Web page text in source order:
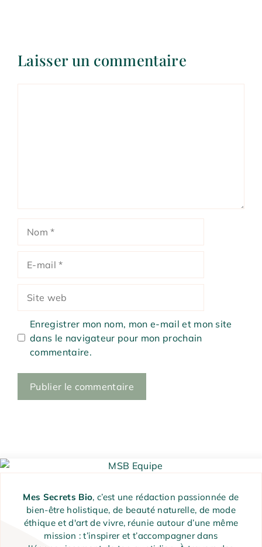
Laisser un commentaire
mail
web
Enregistrer mon nom, mon e-mail et mon site
dans le navigateur pour mon prochain
commentaire.
Mes Secrets Bio, c’est une rédaction passionnée de
bien-être holistique, de beauté naturelle, de mode
éthique et d'art de vivre, réunie autour d’une même
mission : t’inspirer et t’accompagner dans